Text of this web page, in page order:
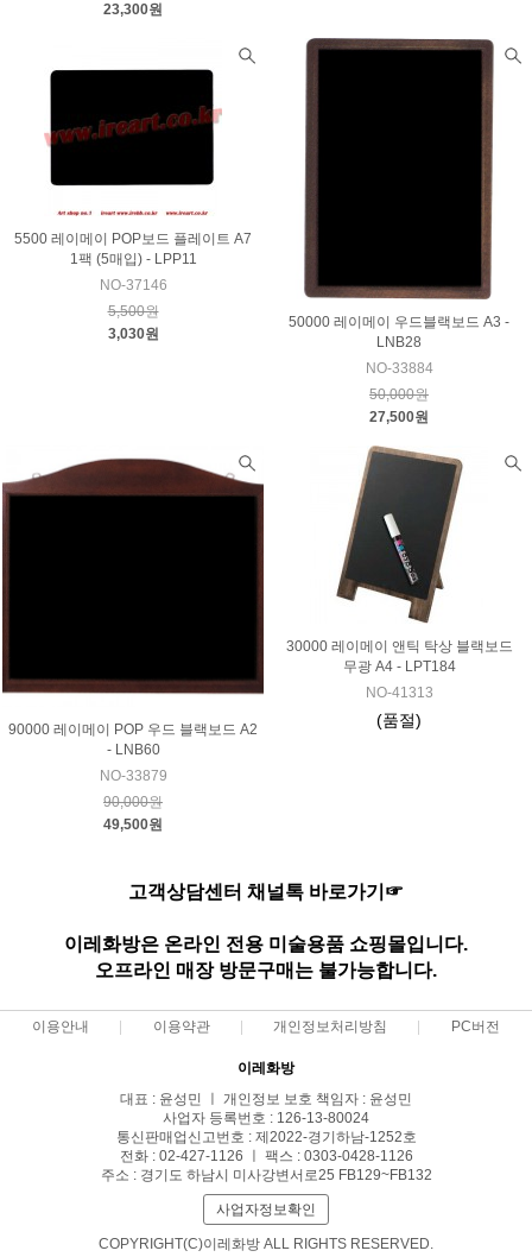
23,300원
5500 레이메이 POP보드 플레이트 A7
1팩 (5매입) - LPP11
NO-37146
5,500원
3,030원
50000 레이메이 우드블랙보드 A3 -
LNB28
NO-33884
50,000원
27,500원
90000 레이메이 POP 우드 블랙보드 A2
- LNB60
NO-33879
90,000원
49,500원
30000 레이메이 앤틱 탁상 블랙보드
무광 A4 - LPT184
NO-41313
(품절)
고객상담센터 채널톡 바로가기☞
이레화방은 온라인 전용 미술용품 쇼핑몰입니다.
오프라인 매장 방문구매는 불가능합니다.
이용안내 이용약관 개인정보처리방침 PC버전
이레화방
대표 : 윤성민 ㅣ 개인정보 보호 책임자 : 윤성민
사업자 등록번호 : 126-13-80024
통신판매업신고번호 : 제2022-경기하남-1252호
전화 : 02-427-1126 ㅣ 팩스 : 0303-0428-1126
주소 : 경기도 하남시 미사강변서로25 FB129~FB132
사업자정보확인
COPYRIGHT(C)이레화방 ALL RIGHTS RESERVED.